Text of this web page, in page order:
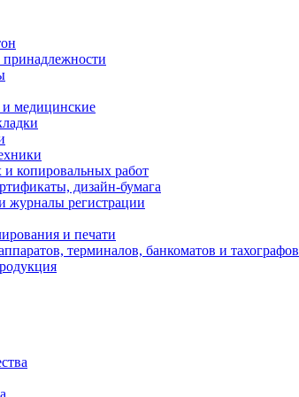
и медицинские
копировальных работ
дизайн-бумага
журналы регистрации
и печати
терминалов, банкоматов и тахографов